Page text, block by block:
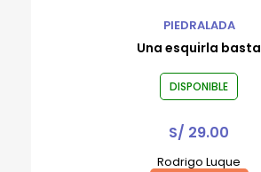
PIEDRALADA
Una esquirla basta
DISPONIBLE
S/ 29.00
Rodrigo Luque